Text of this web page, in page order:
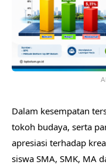
Dalam kesempatan
tokoh budaya, serta
apresiasi terhadap
siswa SMA, SMK, MA